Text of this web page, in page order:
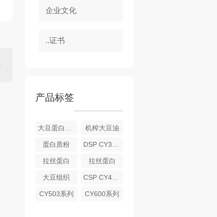
企业文化
..证书
产品标签
大豆蛋白肽粉 机榨大豆油
蛋白质粉 DSP CY300系列大豆蛋白粉（脱脂大豆粉）
拉丝蛋白 拉丝蛋白
大豆组织 CSP CY400系列 大豆浓缩蛋白
CY503系列 CY600系列